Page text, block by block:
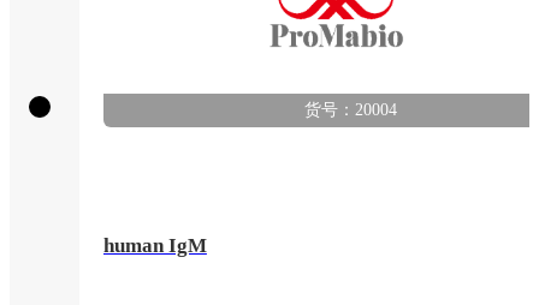
货号：20004
human IgM